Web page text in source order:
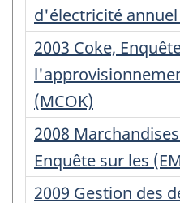
d'enregistrement
:
d'électricité annuel
Numéro
d'enregistrement
:
2003 Coke,
(MCOK)
Numéro
d'enregistrement
:
2008
Enquête sur les
Numéro
2009 Gestion des